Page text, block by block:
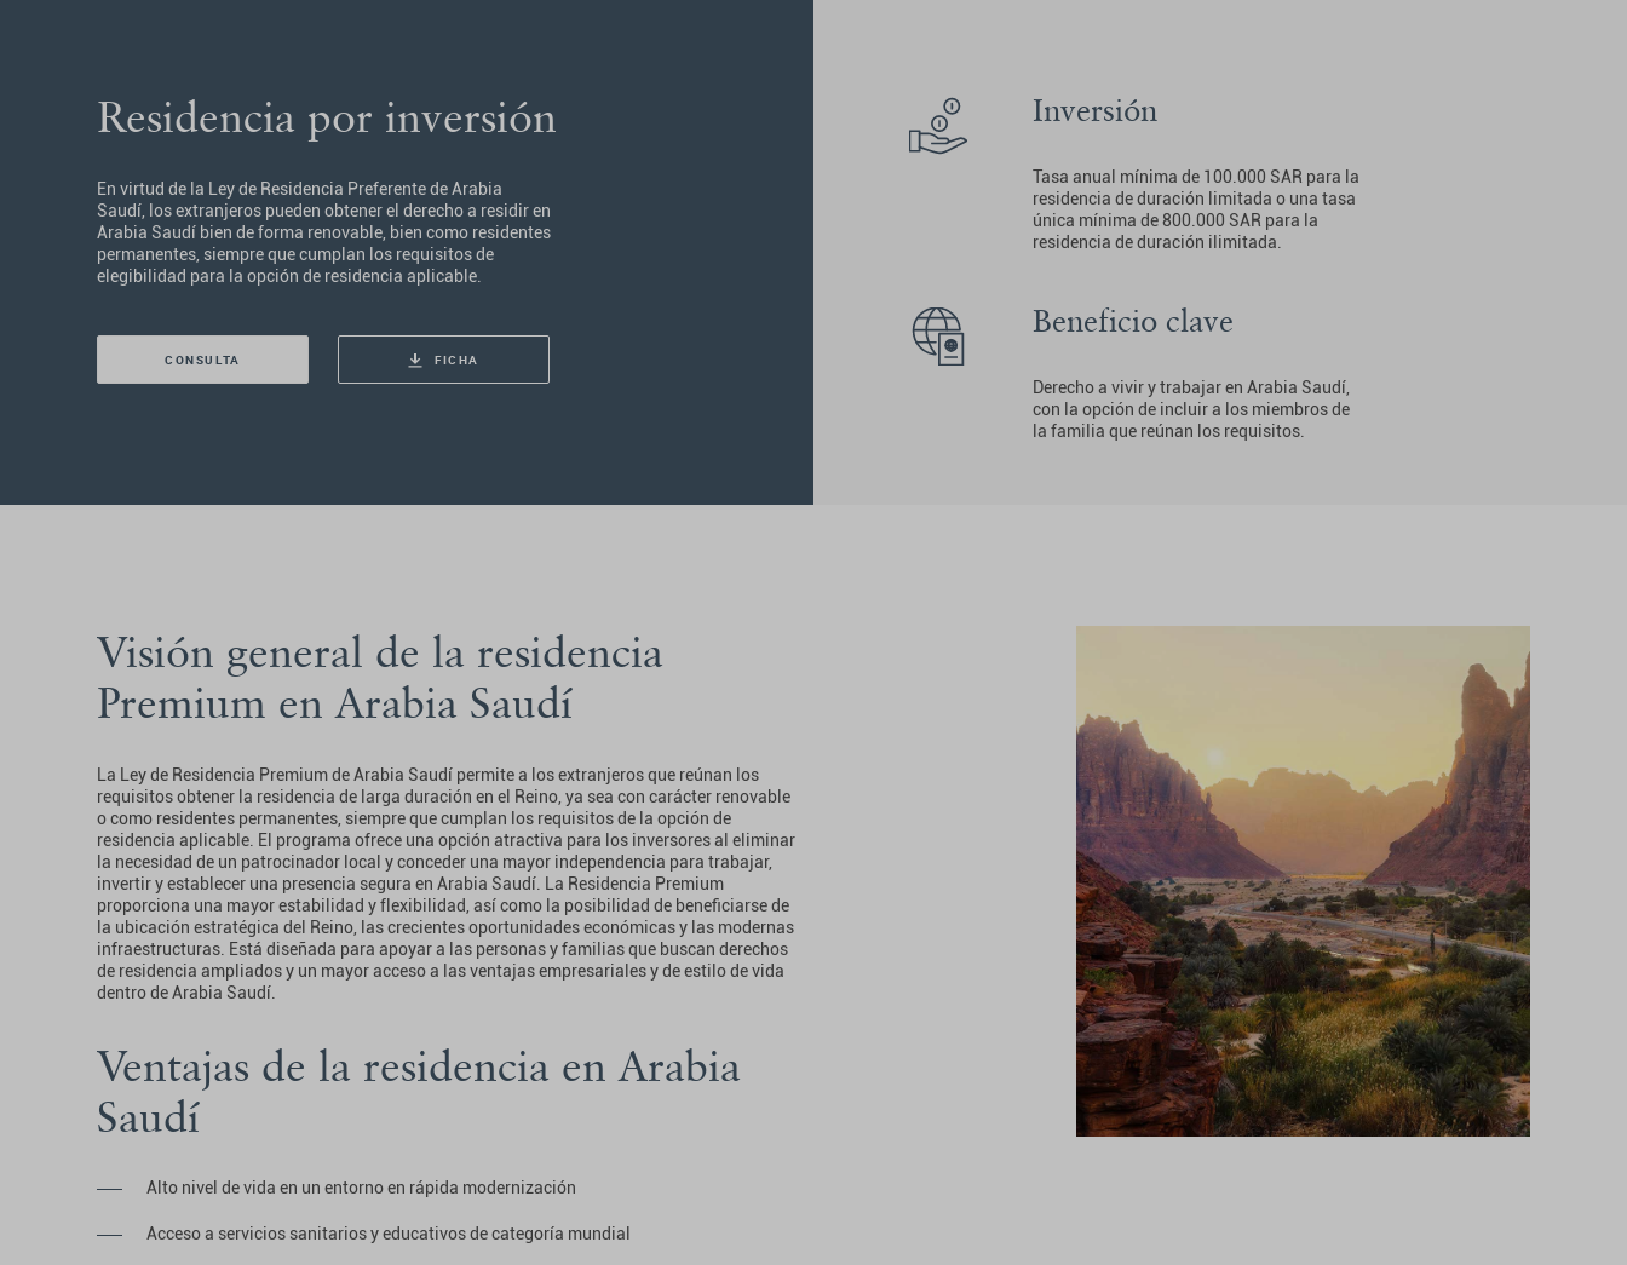
Residencia por inversión
En virtud de la Ley de Residencia Preferente de Arabia
Saudí, los extranjeros pueden obtener el derecho a residir en
Arabia Saudí bien de forma renovable, bien como residentes
permanentes, siempre que cumplan los requisitos de
elegibilidad para la opción de residencia aplicable.
CONSULTA FICHA
Inversión
Tasa anual mínima de 100.000 SAR para la
residencia de duración limitada o una tasa
única mínima de 800.000 SAR para la
residencia de duración ilimitada.
Beneficio clave
Derecho a vivir y trabajar en Arabia Saudí,
con la opción de incluir a los miembros de
la familia que reúnan los requisitos.
Visión general de la residencia
Premium en Arabia Saudí
La Ley de Residencia Premium de Arabia Saudí permite a los extranjeros que reúnan los
requisitos obtener la residencia de larga duración en el Reino, ya sea con carácter renovable
o como residentes permanentes, siempre que cumplan los requisitos de la opción de
residencia aplicable. El programa ofrece una opción atractiva para los inversores al eliminar
la necesidad de un patrocinador local y conceder una mayor independencia para trabajar,
invertir y establecer una presencia segura en Arabia Saudí. La Residencia Premium
proporciona una mayor estabilidad y flexibilidad, así como la posibilidad de beneficiarse de
la ubicación estratégica del Reino, las crecientes oportunidades económicas y las modernas
infraestructuras. Está diseñada para apoyar a las personas y familias que buscan derechos
de residencia ampliados y un mayor acceso a las ventajas empresariales y de estilo de vida
dentro de Arabia Saudí.
Ventajas de la residencia en Arabia
Saudí
Alto nivel de vida en un entorno en rápida modernización
Acceso a servicios sanitarios y educativos de categoría mundial